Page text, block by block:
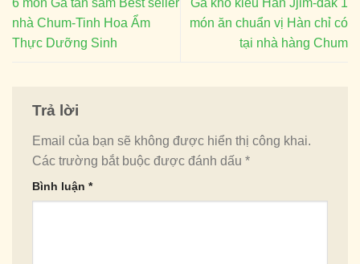
6 món Gà tần sâm Best seller
nhà Chum-Tinh Hoa Ẩm
Thực Dưỡng Sinh
Gà kho kiểu Hàn Jjim-dak 1
món ăn chuẩn vị Hàn chỉ có
tại nhà hàng Chum
Trả lời
Email của bạn sẽ không được hiển thị công khai.
Các trường bắt buộc được đánh dấu *
Bình luận *